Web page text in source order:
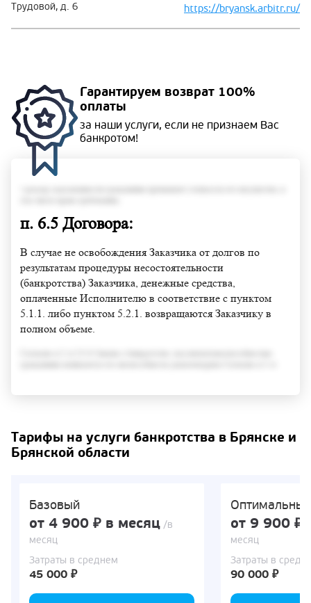
Трудовой, д. 6 https://bryansk.arbitr.ru/
Гарантируем возврат 100%
оплаты
за наши услуги, если не признаем Вас
банкротом!
п. 6.5 Договора:
В случае не освобождения Заказчика от долгов по
результатам процедуры несостоятельности
(банкротства) Заказчика, денежные средства,
оплаченные Исполнителю в соответствие с пунктом
5.1.1. либо пунктом 5.2.1. возвращаются Заказчику в
полном объеме.
Тарифы на услуги банкротства в Брянске и
Брянской области
Базовый
от 4 900 ₽ в месяц /в
месяц
Затраты в среднем
45 000 ₽
Оптимальный
от 9 900 ₽
месяц
Затраты в
90 000 ₽